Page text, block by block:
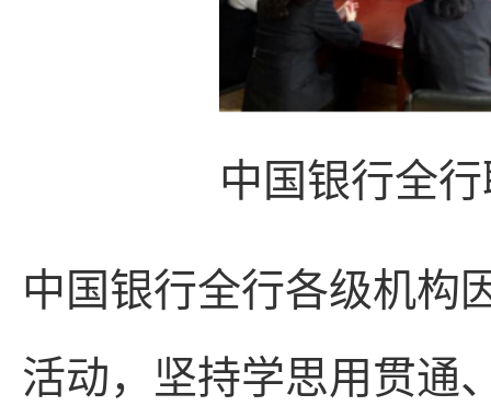
中国银行全
中国银行全行各级机构
活动，坚持学思用贯通